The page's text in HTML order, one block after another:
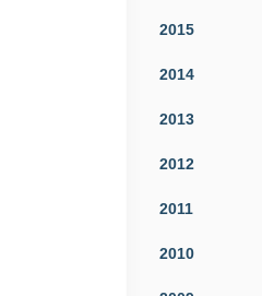
2015
2014
2013
2012
2011
2010